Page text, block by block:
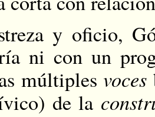
y oficio,
ni con un
múltiplesvoces
de la